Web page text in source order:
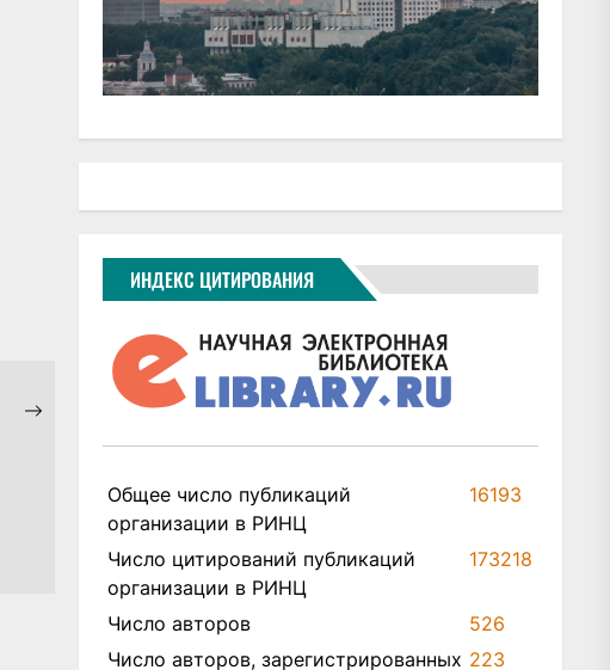
ИНДЕКС ЦИТИРОВАНИЯ
Общее число публикаций
организации в РИНЦ
16193
Число цитирований публикаций
организации в РИНЦ
173218
Число авторов
526
Число авторов, зарегистрированных 223